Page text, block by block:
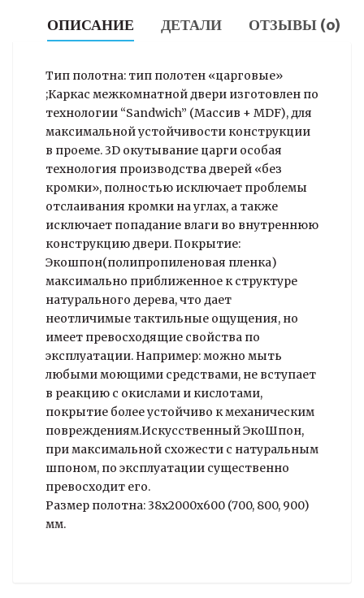
ОПИСАНИЕ ДЕТАЛИ ОТЗЫВЫ (0)
Тип полотна: тип полотен «царговые»
;Каркас межкомнатной двери изготовлен по
технологии “Sandwich” (Массив + MDF), для
максимальной устойчивости конструкции
в проеме. 3D окутывание царги особая
технология производства дверей «без
кромки», полностью исключает проблемы
отслаивания кромки на углах, а также
исключает попадание влаги во внутреннюю
конструкцию двери. Покрытие:
Экошпон(полипропиленовая пленка)
максимально приближенное к структуре
натурального дерева, что дает
неотличимые тактильные ощущения, но
имеет превосходящие свойства по
эксплуатации. Например: можно мыть
любыми моющими средствами, не вступает
в реакцию с окислами и кислотами,
покрытие более устойчиво к механическим
повреждениям.Искусственный ЭкоШпон,
при максимальной схожести с натуральным
шпоном, по эксплуатации существенно
превосходит его.
Размер полотна: 38х2000х600 (700, 800, 900)
мм.